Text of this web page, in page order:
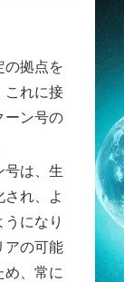
の拠点を
これに接
ーン号の
号は、生
れ、よ
になり
アの可能
め、常に